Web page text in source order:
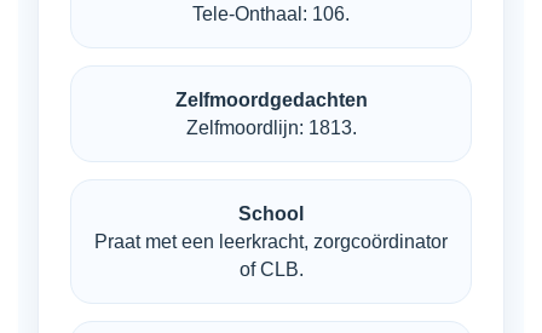
Tele-Onthaal: 106.
Zelfmoordgedachten
Zelfmoordlijn: 1813.
School
Praat met een leerkracht, zorgcoördinator
of CLB.